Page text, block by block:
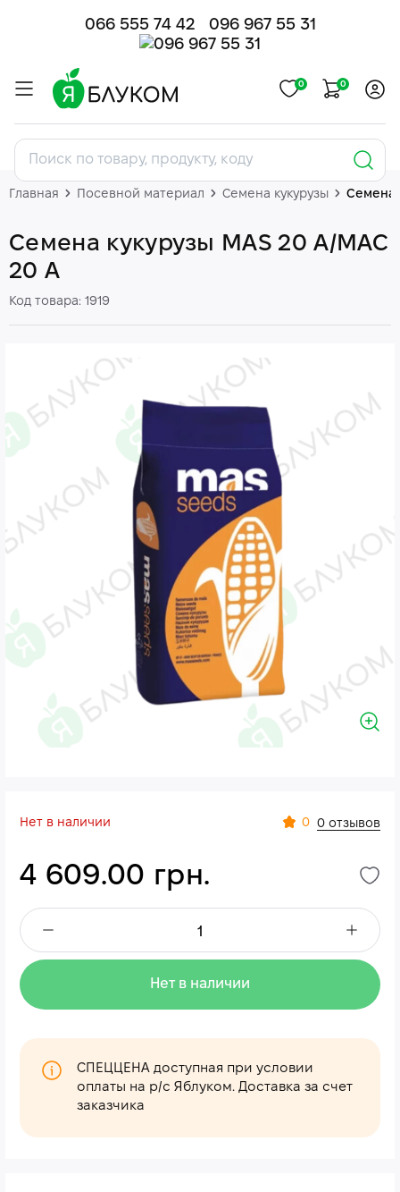
066 555 74 42 096 967 55 31
0 0
Главная Посевной материал Семена кукурузы Семена
Семена кукурузы MAS 20 А/МАС
20 А
Код товара: 1919
Нет в наличии 0 0 отзывов
4 609.00 грн.
Нет в наличии
СПЕЦЦЕНА доступная при условии
оплаты на р/с Яблуком. Доставка за счет
заказчика